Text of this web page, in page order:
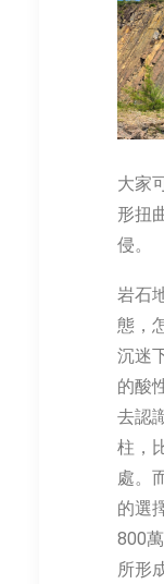
大家
形扭
侵。
岩石
態，
沉迷
的酸
去認
柱，
處。
的選
800
所形